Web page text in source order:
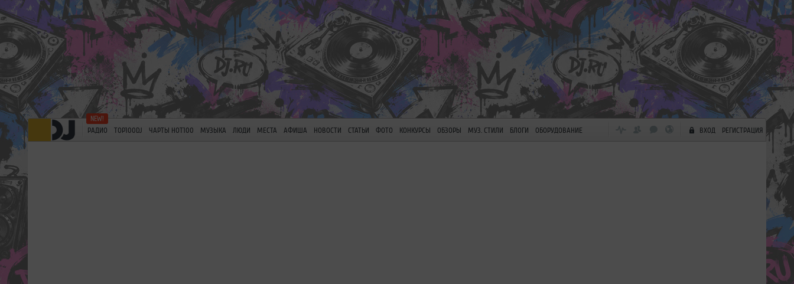
РАДИО TOP100DJ ЧАРТЫ HOT100 МУЗЫКА ЛЮДИ МЕСТА АФИША НОВОСТИ СТАТЬИ ФОТО КОНКУРСЫ ОБЗОРЫ МУЗ. СТИЛИ БЛОГИ ОБОРУДОВАНИЕ ВХОД РЕГИСТРАЦИЯ